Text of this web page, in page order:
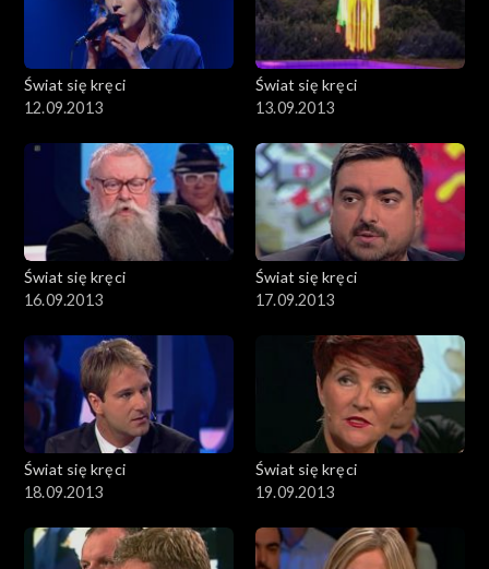
Świat się kręci
12.09.2013
Świat się kręci
13.09.2013
Świat się kręci
16.09.2013
Świat się kręci
17.09.2013
Świat się kręci
18.09.2013
Świat się kręci
19.09.2013